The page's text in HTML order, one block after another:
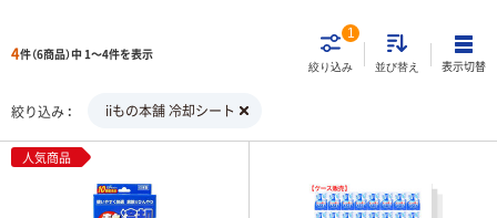
4件（6商品）中 1～4件を表示
絞り込み
1
並び替え 表示切替
絞り込み iiもの本舗 冷却シート
人気商品